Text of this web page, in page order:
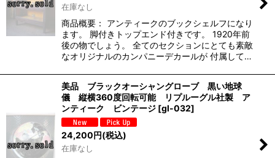
在庫なし
商品概要： アンティークのブックシェルフになり
ます。 脚付きトップエンド付きです。 1920年前
後の物でしょう。 全てのセクションにとても素敵
なオリジナルのカンパニーデカールが 付属して…
美品 ブラックオーシャングローブ 黒い地球
儀 縦横360度回転可能 リプルーグル社製 ア
ンティーク ビンテージ [gl-032]
24,200円(税込)
在庫なし